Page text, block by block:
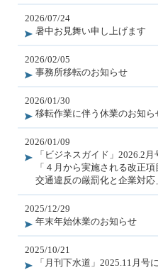
2026/07/24
暑中お見舞い申し上げます
2026/02/05
事務所移転のお知らせ
2026/01/30
移転作業に伴う休業のお知ら
2026/01/09
「ビジネスガイド」2026.2
「４月から実施される改正
交通違反の厳罰化と企業対応
2025/12/29
年末年始休業のお知らせ
2025/10/21
「月刊下水道」2025.11月号